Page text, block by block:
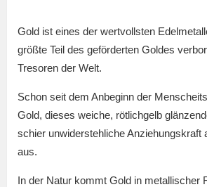
Gold ist eines der wertvollsten
größte Teil des geförderten Goldes
Tresoren der Welt.
Schon seit dem Anbeginn der
Gold, dieses weiche, rötlichgelb
schier unwiderstehliche Anziehungskraft
aus.
In der Natur kommt Gold in metallischer